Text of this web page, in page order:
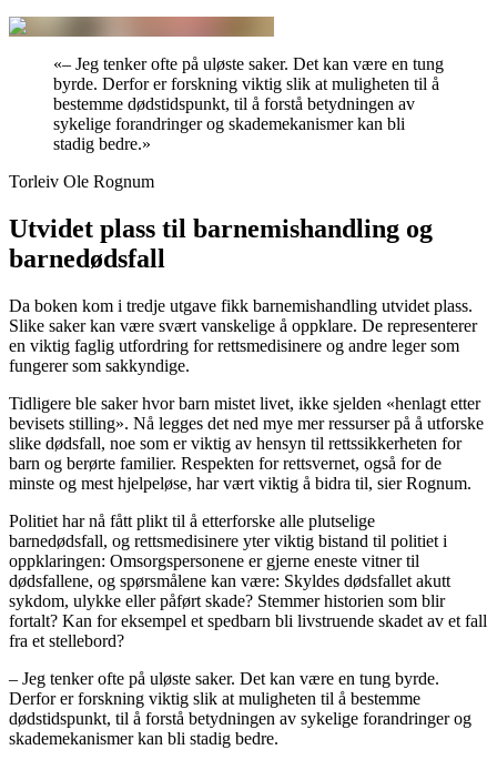
«– Jeg tenker ofte på uløste saker. Det kan være en tung
byrde. Derfor er forskning viktig slik at muligheten til å
bestemme dødstidspunkt, til å forstå betydningen av
sykelige forandringer og skademekanismer kan bli
stadig bedre.»
Torleiv Ole Rognum
Utvidet plass til barnemishandling og
barnedødsfall
Da boken kom i tredje utgave fikk barnemishandling utvidet plass.
Slike saker kan være svært vanskelige å oppklare. De representerer
en viktig faglig utfordring for rettsmedisinere og andre leger som
fungerer som sakkyndige.
Tidligere ble saker hvor barn mistet livet, ikke sjelden «henlagt etter
bevisets stilling». Nå legges det ned mye mer ressurser på å utforske
slike dødsfall, noe som er viktig av hensyn til rettssikkerheten for
barn og berørte familier. Respekten for rettsvernet, også for de
minste og mest hjelpeløse, har vært viktig å bidra til, sier Rognum.
Politiet har nå fått plikt til å etterforske alle plutselige
barnedødsfall, og rettsmedisinere yter viktig bistand til politiet i
oppklaringen: Omsorgspersonene er gjerne eneste vitner til
dødsfallene, og spørsmålene kan være: Skyldes dødsfallet akutt
sykdom, ulykke eller påført skade? Stemmer historien som blir
fortalt? Kan for eksempel et spedbarn bli livstruende skadet av et fall
fra et stellebord?
– Jeg tenker ofte på uløste saker. Det kan være en tung byrde.
Derfor er forskning viktig slik at muligheten til å bestemme
dødstidspunkt, til å forstå betydningen av sykelige forandringer og
skademekanismer kan bli stadig bedre.